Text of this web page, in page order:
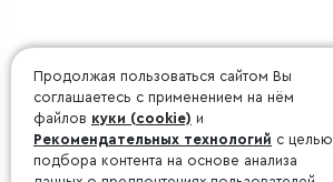
Продолжая пользоваться сайтом Вы
соглашаетесь с применением на нём
файлов куки (cookie) и
Рекомендательных технологий с целью
подбора контента на основе анализа